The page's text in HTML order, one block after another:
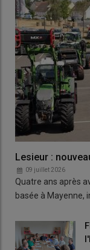
Lesieur :
09 juillet 2026
Quatre ans après
basée à Mayenne,